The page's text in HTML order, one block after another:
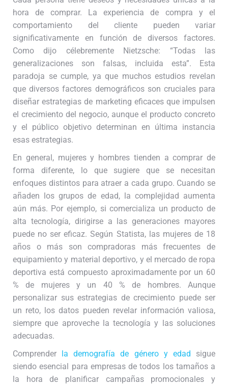
hora de comprar. La experiencia de compra y el
comportamiento del cliente pueden variar
significativamente en función de diversos factores.
Como dijo célebremente Nietzsche: “Todas las
generalizaciones son falsas, incluida esta”. Esta
paradoja se cumple, ya que muchos estudios revelan
que diversos factores demográficos son cruciales para
diseñar estrategias de marketing eficaces que impulsen
el crecimiento del negocio, aunque el producto concreto
y el público objetivo determinan en última instancia
esas estrategias.
En general, mujeres y hombres tienden a comprar de
forma diferente, lo que sugiere que se necesitan
enfoques distintos para atraer a cada grupo. Cuando se
añaden los grupos de edad, la complejidad aumenta
aún más. Por ejemplo, si comercializa un producto de
alta tecnología, dirigirse a las generaciones mayores
puede no ser eficaz. Según Statista, las mujeres de 18
años o más son compradoras más frecuentes de
equipamiento y material deportivo, y el mercado de ropa
deportiva está compuesto aproximadamente por un 60
% de mujeres y un 40 % de hombres. Aunque
personalizar sus estrategias de crecimiento puede ser
un reto, los datos pueden revelar información valiosa,
siempre que aproveche la tecnología y las soluciones
adecuadas.
Comprender
la demografía de género y edad sigue
siendo esencial para empresas de todos los tamaños a
la hora de planificar campañas promocionales y